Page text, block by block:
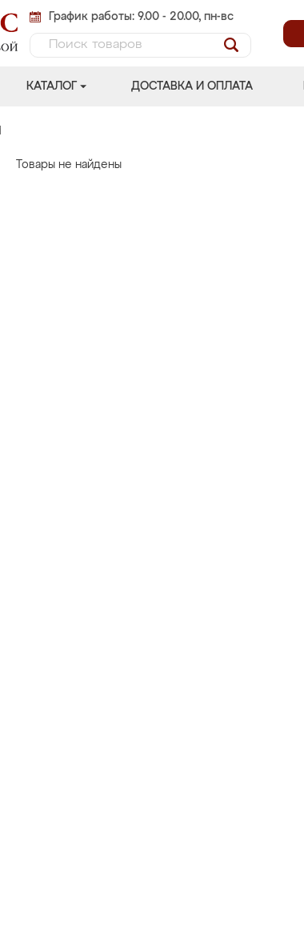
График работы: 9.00 - 20.00, пн-вс
КАТАЛОГ ДОСТАВКА И ОПЛАТА
Товары не найдены